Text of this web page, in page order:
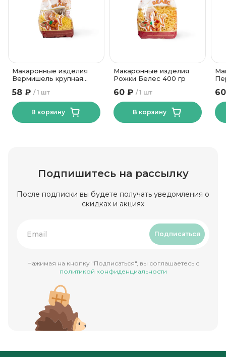
Макаронные изделия
Вермишель крупная
1 шт
58 ₽
В корзину
Макаронные изделия
Рожки Белес 400 гр
1 шт
60 ₽
В корзину
Подпишитесь на рассылку
После подписки вы будете получать уведомления о
скидках и акциях
Подписаться
Нажимая на кнопку "Подписаться", вы соглашаетесь с
политикой конфиденциальности